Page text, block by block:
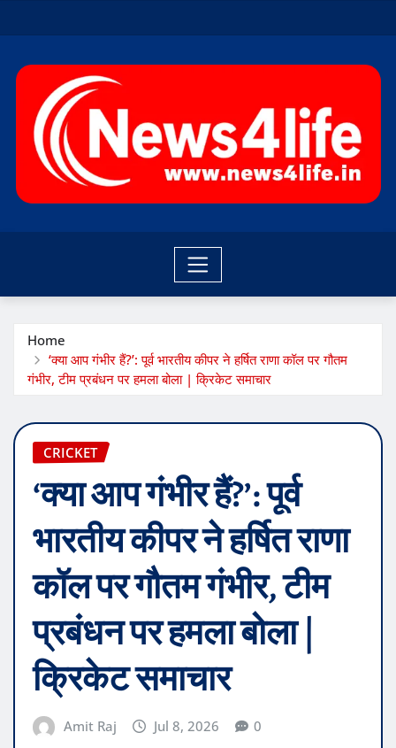
to
Home
‘क्या आप गंभीर हैं?’: पूर्व भारतीय कीपर ने हर्षित राणा कॉल पर गौतम
गंभीर, टीम प्रबंधन पर हमला बोला | क्रिकेट समाचार
CRICKET
‘क्या आप गंभीर हैं?’: पूर्व
भारतीय कीपर ने हर्षित राणा
कॉल पर गौतम गंभीर, टीम
प्रबंधन पर हमला बोला |
क्रिकेट समाचार
Amit Raj Jul 8, 2026 0